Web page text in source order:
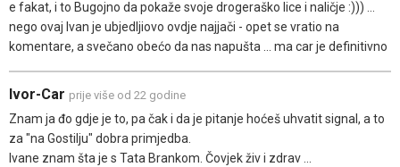
e fakat, i to Bugojno da pokaže svoje drogeraško lice i naličje :))) ...
nego ovaj Ivan je ubjedljiovo ovdje najjači - opet se vratio na
komentare, a svečano obećo da nas napušta ... ma car je definitivno
Ivor-Car prije više od 22 godine
Znam ja đo gdje je to, pa čak i da je pitanje hoćeš uhvatit signal, a to
za "na Gostilju" dobra primjedba.
Ivane znam šta je s Tata Brankom. Čovjek živ i zdrav ...